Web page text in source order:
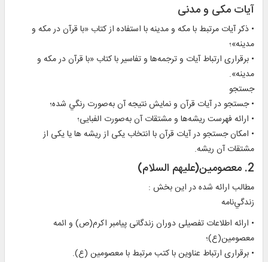
آیات مکی و مدنی
• ذکر آیات مرتبط با مکه و مدينه با استفاده از کتاب «با قرآن در مکه و
مدينه»؛
• برقراری ارتباط آيات و ترجمه‌ها و تفاسير با کتاب «با قرآن در مکه و
مدينه».
جستجو
• جستجو در آيات قرآن و نمايش نتيجه آن به‌صورت رنگي شده؛
• ارائه فهرست ریشه‌ها و مشتقات آن به‌صورت الفبایی؛
• امکان جستجو در آیات قرآن با انتخاب یکی از ریشه ها يا یکی از
مشتقات آن ریشه.
2. معصومين(عليهم السلام)
مطالب ارائه شده در اين بخش :
زندگي‌نامه
• ارائه اطلاعات تفصيلى دوران زندگانی پیامبر اکرم‏(ص)‏ و ائمه
معصومين(ع)؛
• برقراری ارتباط عناوين با کتب مرتبط با معصومین (ع).